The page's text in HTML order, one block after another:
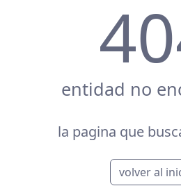
entidad no
la pagina que
volver al